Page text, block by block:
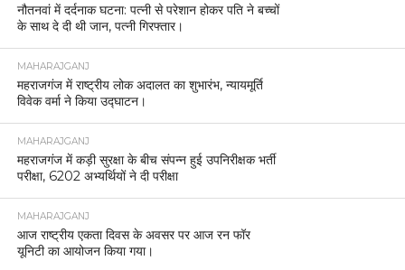
नौतनवां में दर्दनाक घटना: पत्नी से परेशान होकर पति ने बच्चों
के साथ दे दी थी जान, पत्नी गिरफ्तार।
MAHARAJGANJ
महराजगंज में राष्ट्रीय लोक अदालत का शुभारंभ, न्यायमूर्ति
विवेक वर्मा ने किया उद्घाटन।
MAHARAJGANJ
महराजगंज में कड़ी सुरक्षा के बीच संपन्न हुई उपनिरीक्षक भर्ती
परीक्षा, 6202 अभ्यर्थियों ने दी परीक्षा
MAHARAJGANJ
आज राष्ट्रीय एकता दिवस के अवसर पर आज रन फॉर
यूनिटी का आयोजन किया गया।